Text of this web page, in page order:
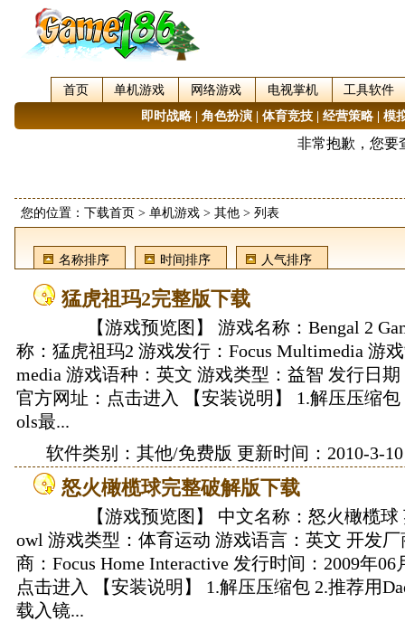
首页 单机游戏 网络游戏 电视掌机
工具软件
即时战略 |角色扮演 |体育竞技 |经营策略 |模
您的位置： 下载首页 > 单机游戏> 其他> 列表
名称排序 时间排序 人气排序
猛虎祖玛2完整版下载
【游戏预览图】 游戏名称：Bengal 2
称：猛虎祖玛2 游戏发行：Focus Multimedia 游
media 游戏语种：英文 游戏类型：益智 发行日期
官方网址：点击进入 【安装说明】 1.解压压缩包
ols最...
软件类别：其他/免费版 更新时间：2010-3-
怒火橄榄球完整破解版下载
【游戏预览图】 中文名称：怒火橄榄球
owl 游戏类型：体育运动 游戏语言：英文 开发厂
商：Focus Home Interactive 发行时间：2009年
点击进入 【安装说明】 1.解压压缩包 2.推荐用
载入镜...